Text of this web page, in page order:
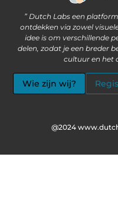
” Dutch Labs een
ontdekken via zowel
idee is om verschillende
delen, zodat je een breder
cultuur en het
Wie zijn wij?
@2024